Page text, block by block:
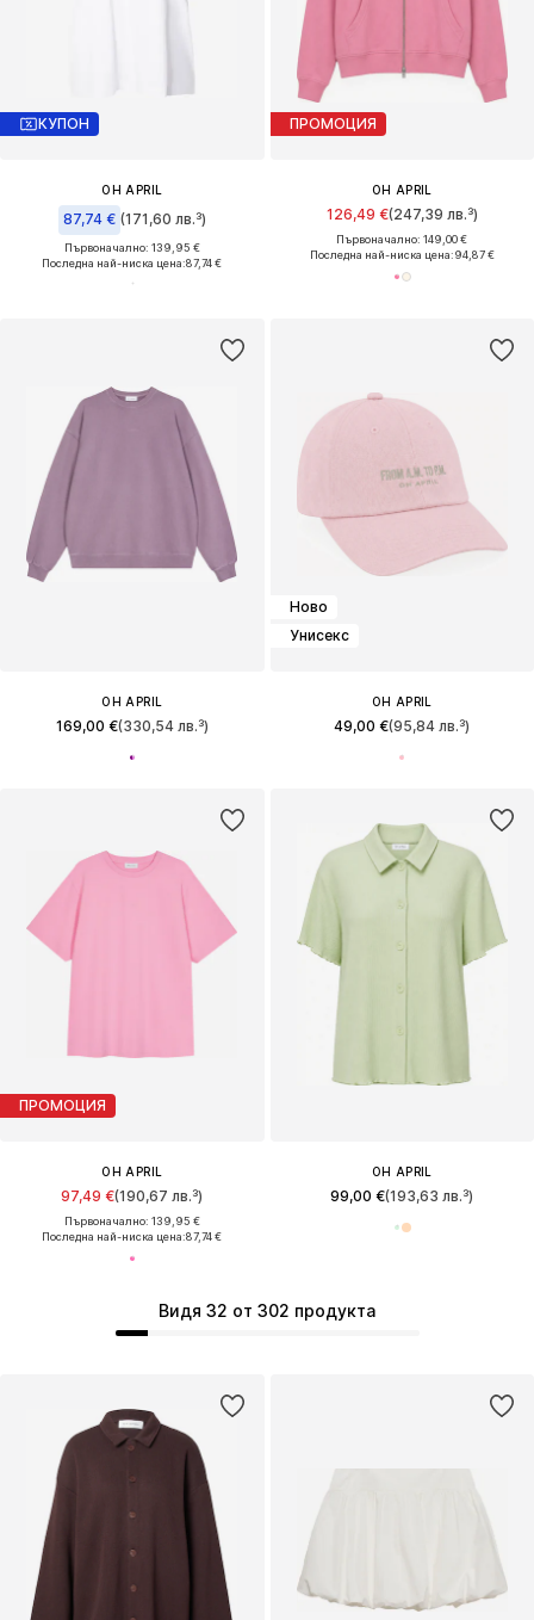
КУПОН
OH APRIL
87,74 € (171,60 лв.³)
Първоначално: 139,95 €
Последна най-ниска цена:87,74 €
ПРОМОЦИЯ
OH APRIL
126,49 €(247,39 лв.³)
Първоначално: 149,00 €
Последна най-ниска цена:94,87 €
Видя 32 от 302 продукта
OH APRIL
169,00 €(330,54 лв.³)
Ново
Унисекс
OH APRIL
49,00 €(95,84 лв.³)
ПРОМОЦИЯ
OH APRIL
97,49 €(190,67 лв.³)
Първоначално: 139,95 €
Последна най-ниска цена:87,74 €
OH APRIL
99,00 €(193,63 лв.³)